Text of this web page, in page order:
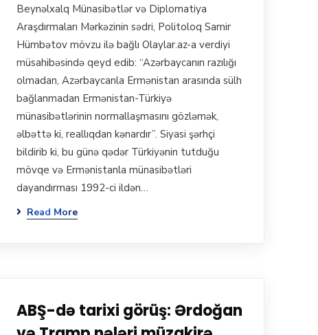
Beynəlxalq Münasibətlər və Diplomatiya
Araşdırmaları Mərkəzinin sədri, Politoloq Samir
Hümbətov mövzu ilə bağlı Olaylar.az-a verdiyi
müsahibəsində qeyd edib: “Azərbaycanın razılığı
olmadan, Azərbaycanla Ermənistan arasında sülh
bağlanmadan Ermənistan-Türkiyə
münasibətlərinin normallaşmasını gözləmək,
əlbəttə ki, reallıqdan kənardır”. Siyasi şərhçi
bildirib ki, bu günə qədər Türkiyənin tutduğu
mövqe və Ermənistanla münasibətləri
dayandırması 1992-ci ildən…
Read More
ABŞ-də tarixi görüş: Ərdoğan